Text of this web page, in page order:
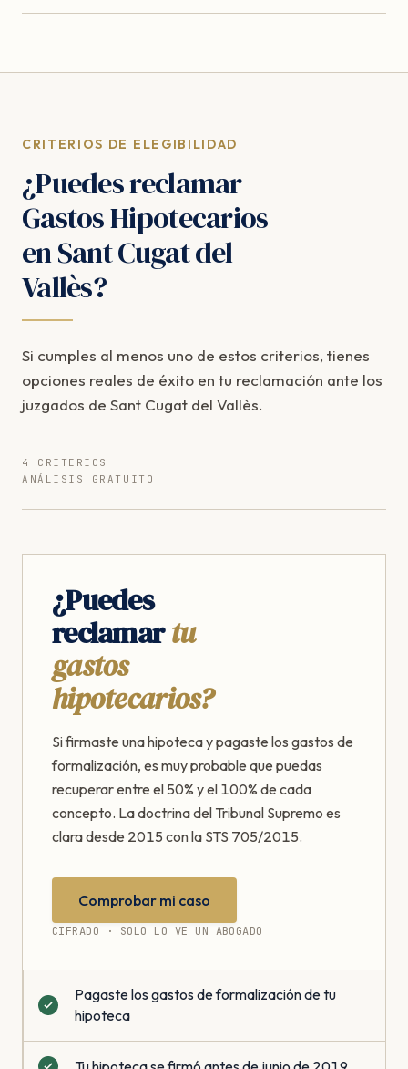
CRITERIOS DE ELEGIBILIDAD
¿Puedes reclamar
Gastos Hipotecarios
en Sant Cugat del
Vallès?
Si cumples al menos uno de estos criterios, tienes
opciones reales de éxito en tu reclamación ante los
juzgados de Sant Cugat del Vallès.
4 CRITERIOS
ANÁLISIS GRATUITO
¿Puedes
reclamartu
gastos
hipotecarios?
Si firmaste una hipoteca y pagaste los gastos de
formalización, es muy probable que puedas
recuperar entre el 50% y el 100% de cada
concepto. La doctrina del Tribunal Supremo es
clara desde 2015 con la STS 705/2015.
Comprobar mi caso
CIFRADO · SOLO LO VE UN ABOGADO
Pagaste los gastos de formalización de tu
hipoteca